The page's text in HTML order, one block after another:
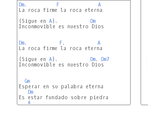
Dm. F
A
La roca firme la roca eterna
(Sigue en A). Dm
Inconmovible es nuestro Dios
Dm. F . A
La roca firme la roca eterna
(Sigue en A). Dm. Dm7
Inconmovible es nuestro Dios
Gm
Esperar en su palabra eterna
Dm
Es estar fundado sobre piedra
A